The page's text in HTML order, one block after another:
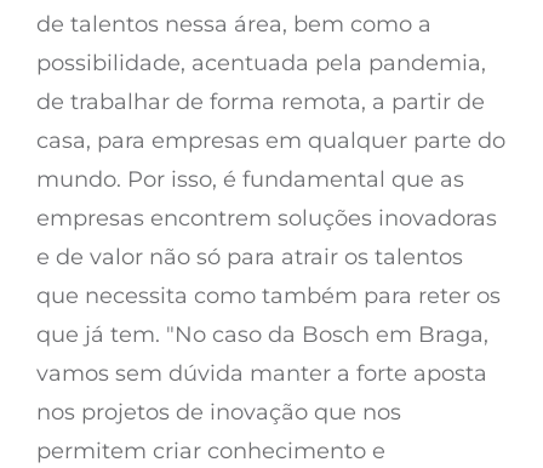
de talentos nessa área, bem como a
possibilidade, acentuada pela pandemia,
de trabalhar de forma remota, a partir de
casa, para empresas em qualquer parte do
mundo. Por isso, é fundamental que as
empresas encontrem soluções inovadoras
e de valor não só para atrair os talentos
que necessita como também para reter os
que já tem. "No caso da Bosch em Braga,
vamos sem dúvida manter a forte aposta
nos projetos de inovação que nos
permitem criar conhecimento e